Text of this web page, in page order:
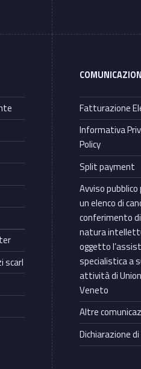
scarl
Fatturazione
Informativa
Policy
Split payment
Avviso
un elenco di
conferimento
natura
oggetto
specialistica a
attività di
Veneto
Altre
Dichiarazione